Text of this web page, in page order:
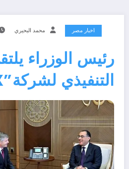
اخبار مصر محمد البحيري
رئيس الوزراء
التنفيذي لشركة”C2X”